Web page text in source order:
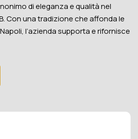
di eleganza e qualità nel
Con una tradizione che affonda le
l’azienda supporta e rifornisce